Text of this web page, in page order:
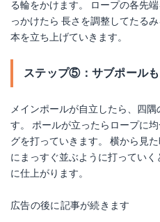
る輪をかけます。 ロープの各先
っかけたら 長さを調整してたる
本を立ち上げていきます。
ステップ⑤：サブポール
メインポールが自立したら、四
す。 ポールが立ったらロープに
グを打っていきます。 横から見
にまっすぐ並ぶように打ってい
に仕上がります。
広告の後に記事が続きます